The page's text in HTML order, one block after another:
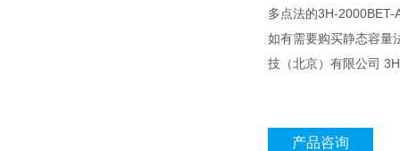
多点法的3H-
如有需要购买静态容量
技（北京）有限公司
产品咨询